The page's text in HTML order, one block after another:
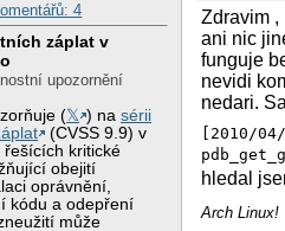
4
záplat v
upozornění
(𝕏 ) nasérii
(CVSS 9.9) v
řešících kritické
obejití
oprávnění,
kódu a odepření
může
Zdravim ,
ani nic
funguje
nevidi
nedari.
[2010/
hledal
Arch Linux!